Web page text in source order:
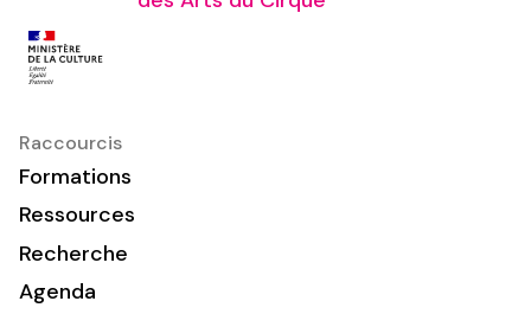
Raccourcis
Formations
Ressources
Recherche
Agenda